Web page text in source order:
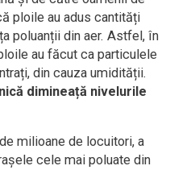
ploile au adus cantități
poluanții din aer. Astfel, în
au făcut ca particulele
din cauza umidității.
dimineață nivelurile
milioane de locuitori, a
cele mai poluate din